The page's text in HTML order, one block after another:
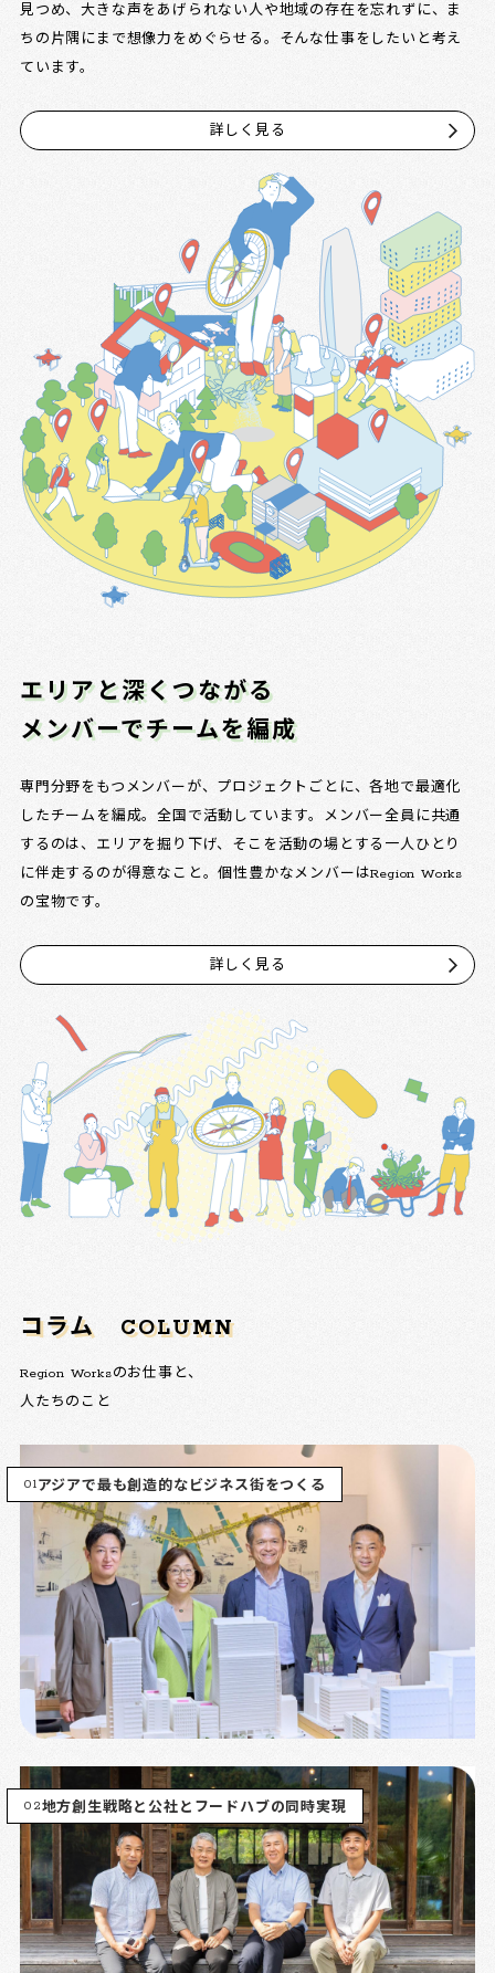
見つめ、大きな声をあげられない人や地域の存在を忘れずに、ま
ちの片隅にまで想像力をめぐらせる。そんな仕事をしたいと考え
ています。
詳しく見る
エリアと深くつながる
メンバーでチームを編成
専門分野をもつメンバーが、プロジェクトごとに、各地で最適化
したチームを編成。全国で活動しています。メンバー全員に共通
するのは、エリアを掘り下げ、そこを活動の場とする一人ひとり
に伴走するのが得意なこと。個性豊かなメンバーはRegion Works
の宝物です。
詳しく見る
コラム COLUMN
Region Worksのお仕事と、
人たちのこと
01アジアで最も創造的なビジネス街をつくる
02地方創生戦略と公社とフードハブの同時実現